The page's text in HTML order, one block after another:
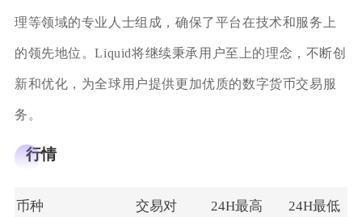
理等领域的专业人士组成，确保了平台在技术和服务上
的领先地位。Liquid将继续秉承用户至上的理念，不断创
新和优化，为全球用户提供更加优质的数字货币交易服
务。
行情
币种 交易对 24H最高 24H最低